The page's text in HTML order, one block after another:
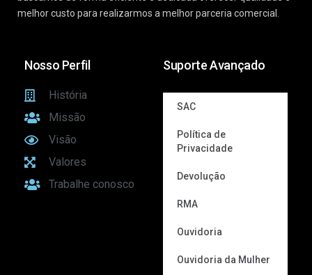
melhor custo para realizarmos a melhor parceria comercial.
Nosso Perfil
História
Missão
Visão
Valores
Trabalhe conosco
Suporte Avançado
SAC
Política de
Privacidade
Devolução
RMA
Ouvidoria
Ouvidoria da Mulher